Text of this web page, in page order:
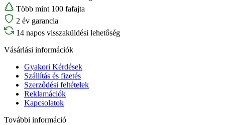
Több mint 100 fafajta
2 év garancia
14 napos visszaküldési lehetőség
Vásárlási információk
Gyakori Kérdések
Szállítás és fizetés
Szerződési feltételek
Reklamációk
Kapcsolatok
További információ